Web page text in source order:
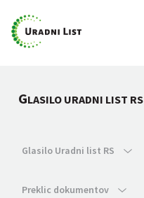
GLASILO URADNI LIST RS
Glasilo Uradni list RS
Preklic dokumentov